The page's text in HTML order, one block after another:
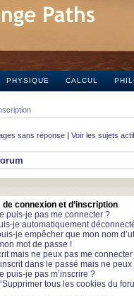
PHYSIQUE CALCUL
sans réponse | Voir les sujets
de connexion et d’inscription
puis-je pas me connecter ?
je automatiquement
je empêcher que mon nom
mot de passe !
mais ne peux pas me connecter
dans le passé mais ne
puis-je pas m’inscrire ?
tous les cookies du